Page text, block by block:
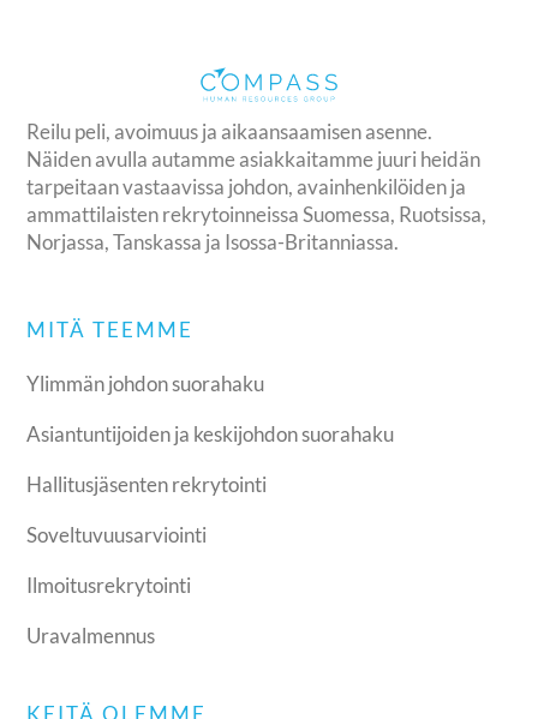
Reilu peli, avoimuus ja aikaansaamisen asenne.
Näiden avulla autamme asiakkaitamme juuri heidän
tarpeitaan vastaavissa johdon, avainhenkilöiden ja
ammattilaisten rekrytoinneissa Suomessa, Ruotsissa,
Norjassa, Tanskassa ja Isossa-Britanniassa.
MITÄ TEEMME
Ylimmän johdon suorahaku
Asiantuntijoiden ja keskijohdon suorahaku
Hallitusjäsenten rekrytointi
Soveltuvuusarviointi
Ilmoitusrekrytointi
Uravalmennus
KEITÄ OLEMME